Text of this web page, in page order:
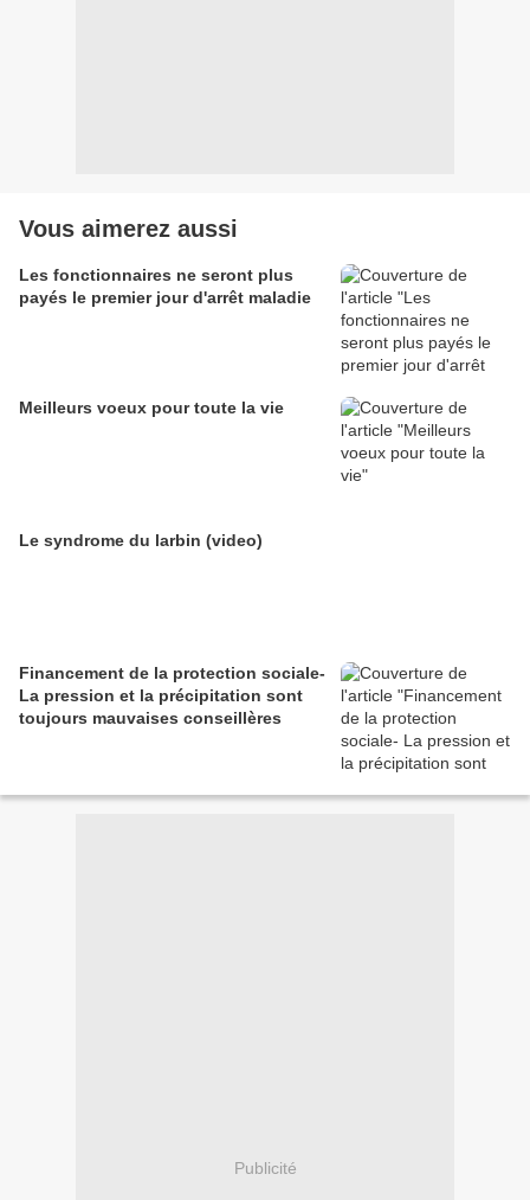
Vous aimerez aussi
Les fonctionnaires ne seront plus
payés le premier jour d'arrêt maladie
Meilleurs voeux pour toute la vie
Le syndrome du larbin (video)
Financement de la protection sociale-
La pression et la précipitation sont
toujours mauvaises conseillères
Publicité